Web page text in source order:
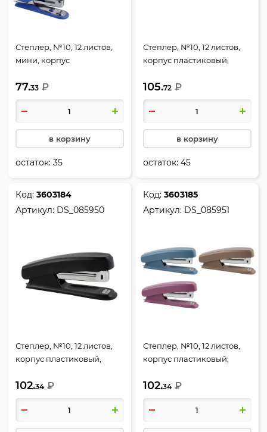
Степлер, №10, 12 листов,
мини, корпус
антистеплер, ассорти 3
вида, Gentle, Hatber,
DS_085959
77.33 ₽
в корзину
остаток:35
Степлер, №10, 12 листов,
корпус пластиковый,
черный, Gentle, Hatber,
DS_085962
105.72 ₽
в корзину
остаток:45
Код:3603184
Артикул: DS_085950
Степлер, №10, 12 листов,
корпус пластиковый,
черный, Mist, Hatber,
DS_085950
102.34 ₽
Код:3603185
Артикул: DS_085951
Степлер, №10, 12 листов,
корпус пластиковый,
вида, Mist, Hatber,
DS_085951
102.34 ₽